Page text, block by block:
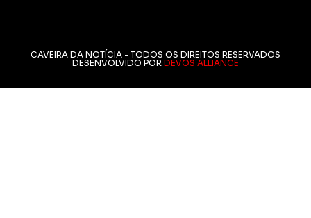
CAVEIRA DA NOTÍCIA - TODOS OS DIREITOS RESERVADOS
DESENVOLVIDO POR DEVOS ALLIANCE